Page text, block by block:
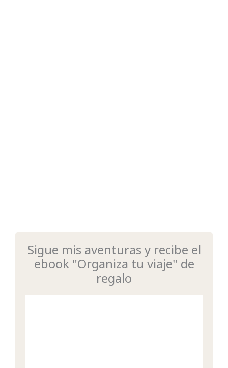
Sigue mis aventuras y recibe el
ebook "Organiza tu viaje" de
regalo